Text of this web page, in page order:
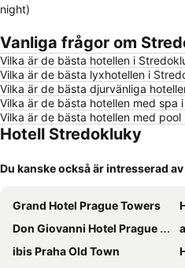
night)
Vanliga frågor om
Vilka är de bästa hotellen i
Vilka är de bästa lyxhotellen i
Vilka är de bästa djurvänliga
Vilka är de bästa hotellen med spa
Vilka är de bästa hotellen med
Hotell Stredokluky
Du kanske också är intresserad
Grand Hotel Prague Towers
Don Giovanni Hotel Prague - Great Hotels of The World
ibis Praha Old Town